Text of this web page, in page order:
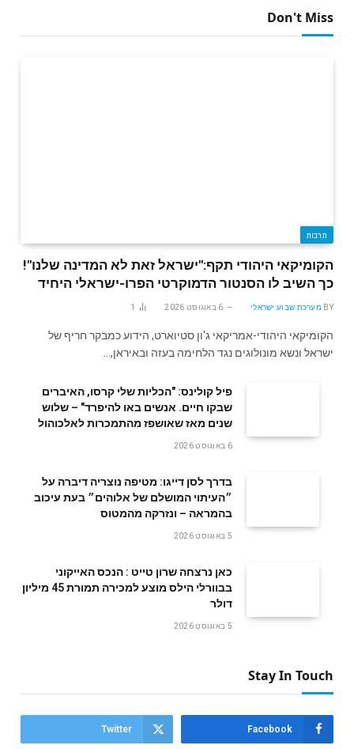
Don't Miss
תרבות
הקומיקאי היהודי תקף:"ישראל זאת לא המדינה שלנו"!
כך השיב לו הסנטור הדמוקרטי הפרו-ישראלי היחיד
BY מערכת שבוע ישראלי 6 באוגוסט 2026 1
הקומיקאי היהודי-אמריקאי ג'ון סטיוארט, הידוע כמבקר חריף של
ישראל ונשא מונולוגים נגד הלחימה בעזה ובאיראן,…
פיל קולינס: "הכליות שלי קרסו, האיברים
שבקו חיים. אנשים באו להיפרד" – שלוש
שנים מאז שאושפז מהתמכרות לאלכוהול
6 באוגוסט 2026
בדרך לסן דייגו: מטיפה נוצריה דיברה על
״העיתוי המושלם של אלוהים״ בעת עיכוב
בהמראה – ונזרקה מהמטוס
5 באוגוסט 2026
‬דולר
5 באוגוסט 2026
Stay In Touch
Facebook
Twitter